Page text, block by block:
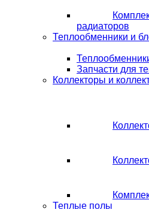
радиаторов
Теплообменники и
Запчасти для
Коллекторы и
Теплые полы